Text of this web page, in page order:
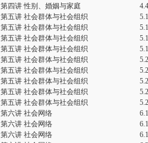
第四讲 性别、婚姻与家庭
第五讲 社会群体与社会组织
第五讲 社会群体与社会组织
第五讲 社会群体与社会组织
第五讲 社会群体与社会组织
第五讲 社会群体与社会组织
第五讲 社会群体与社会组织
第五讲 社会群体与社会组织
第五讲 社会群体与社会组织
第五讲 社会群体与社会组织
第六讲 社会网络
第六讲 社会网络
第六讲 社会网络